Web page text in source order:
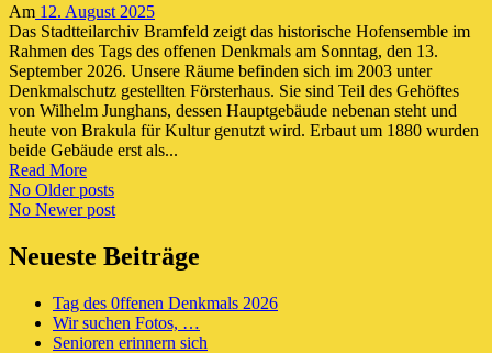
Am 12. August 2025
Das Stadtteilarchiv Bramfeld zeigt das historische Hofensemble im
Rahmen des Tags des offenen Denkmals am Sonntag, den 13.
September 2026. Unsere Räume befinden sich im 2003 unter
Denkmalschutz gestellten Försterhaus. Sie sind Teil des Gehöftes
von Wilhelm Junghans, dessen Hauptgebäude nebenan steht und
heute von Brakula für Kultur genutzt wird. Erbaut um 1880 wurden
beide Gebäude erst als...
Read More
Posts
navigation
No Older posts
No Newer post
Neueste Beiträge
Tag des 0ffenen Denkmals 2026
Wir suchen Fotos, …
Senioren erinnern sich